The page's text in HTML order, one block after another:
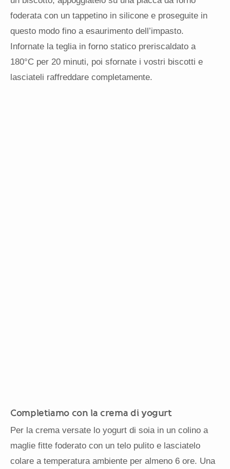
foderata con un tappetino in silicone e proseguite in
questo modo fino a esaurimento dell’impasto.
Infornate la teglia in forno statico preriscaldato a
180°C per 20 minuti, poi sfornate i vostri biscotti e
lasciateli raffreddare completamente.
Completiamo con la crema di yogurt
Per la crema versate lo yogurt di soia in un colino a
maglie fitte foderato con un telo pulito e lasciatelo
colare a temperatura ambiente per almeno 6 ore. Una